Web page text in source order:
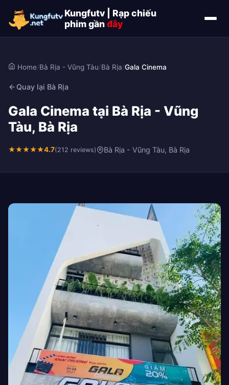
Kungfutv | Rạp chiếu
phim gầnđây
Home/Bà Rịa - Vũng Tàu/Bà Rịa/Gala Cinema
Quay lại Bà Rịa
Gala Cinema tại Bà Rịa - Vũng
Tàu, Bà Rịa
★★★★★4.7(212 reviews) Bà Rịa - Vũng Tàu, Bà Rịa